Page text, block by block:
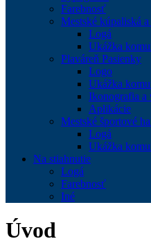
Farebnosť
Mestské kúpaliská
Logá
Ukážka
Plaváreň Pasienky
Logo
Ukážka
Ikonografia a
Aplikácie
Mestské športové
Logá
Ukážka
Na stiahnutie
Logá
Farebnosť
Iné
Úvod